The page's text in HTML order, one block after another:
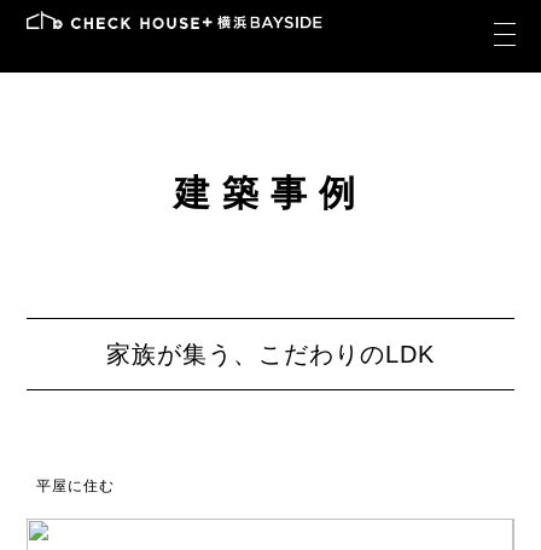
建築事例
家族が集う、こだわりのLDK
平屋に住む